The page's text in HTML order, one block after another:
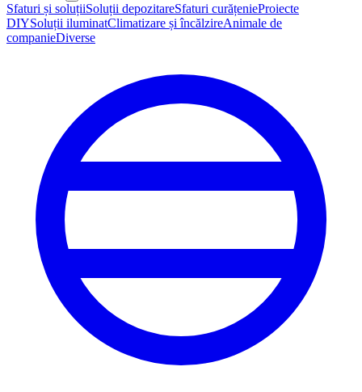
Sfaturi și soluțiiSoluții depozitareSfaturi curățenieProiecte
DIYSoluții iluminatClimatizare și încălzireAnimale de
companieDiverse